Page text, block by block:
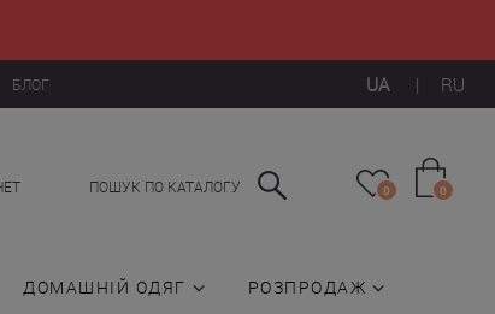
UA | RU
БЛОГ
ПОШУК ПО КАТАЛОГУ 0 0
ДОМАШНІЙ ОДЯГ РОЗПРОДАЖ